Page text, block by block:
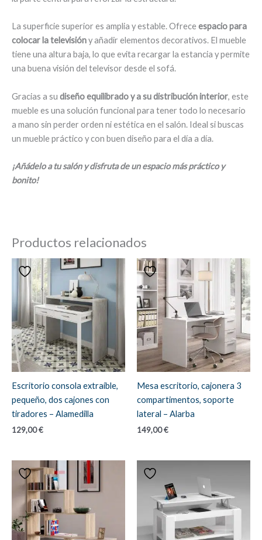
La superficie superior es amplia y estable. Ofreceespacio para
colocar la televisióny añadir elementos decorativos. El mueble
tiene una altura baja, lo que evita recargar la estancia y permite
una buena visión del televisor desde el sofá.
Gracias a su diseño equilibrado y a su distribución interior, este
mueble es una solución funcional para tener todo lo necesario
a mano sin perder orden ni estética en el salón. Ideal si buscas
un mueble práctico y con buen diseño para el día a día.
¡Añádelo a tu salón y disfruta de un espacio más práctico y
bonito!
Productos relacionados
Escritorio consola extraíble,
pequeño, dos cajones con
tiradores – Alamedilla
129,00€
Mesa escritorio, cajonera 3
compartimentos, soporte
lateral – Alarba
149,00€